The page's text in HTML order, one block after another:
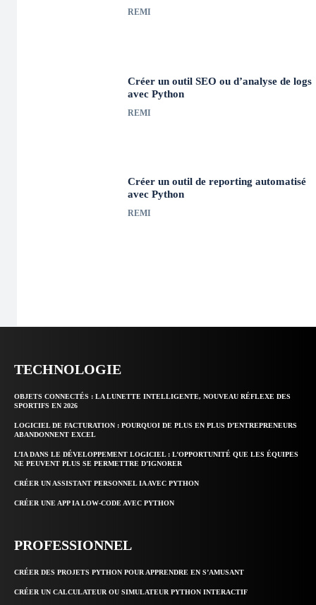
REMI
Créer un outil SEO ou d’analyse de logs
avec Python
REMI
Créer un outil de reporting automatisé
avec Python
REMI
TECHNOLOGIE
OBJETS CONNECTÉS : LA LUNETTE INTELLIGENTE, NOUVEAU RÉFLEXE DES
SPORTIFS EN 2026
LOGICIEL DE FACTURATION : POURQUOI DE PLUS EN PLUS D’ENTREPRENEURS
ABANDONNENT EXCEL
L’IA DANS LE DÉVELOPPEMENT LOGICIEL : L’OPPORTUNITÉ QUE LES ÉQUIPES
NE PEUVENT PLUS SE PERMETTRE D’IGNORER
CRÉER UN ASSISTANT PERSONNEL IA AVEC PYTHON
CRÉER UNE APP IA LOW-CODE AVEC PYTHON
PROFESSIONNEL
CRÉER DES PROJETS PYTHON POUR APPRENDRE EN S’AMUSANT
CRÉER UN CALCULATEUR OU SIMULATEUR PYTHON INTERACTIF